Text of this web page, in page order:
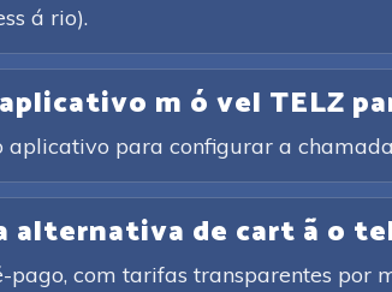
á rio).
m ó vel TELZ
aplicativo para configurar a
alternativa de cart ã o
pago, com tarifas transparentes por